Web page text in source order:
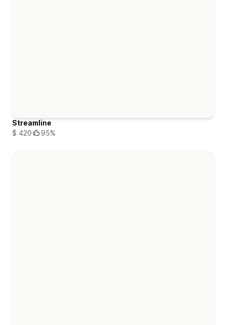
Streamline
$ 420
95%